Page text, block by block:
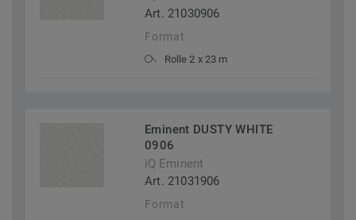
Art. 21030906
Format
Rolle 2 x 23 m
Eminent DUSTY WHITE
0906
iQ Eminent
Art. 21031906
Format